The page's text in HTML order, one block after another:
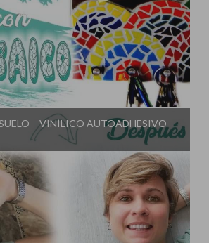
El Taller de Ire
– VINÍLICO AUTOADHESIVO